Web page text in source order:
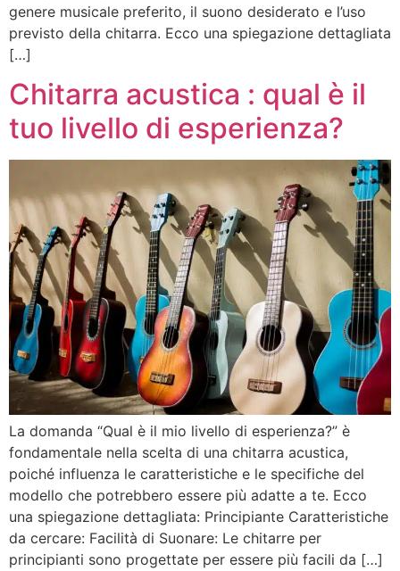
genere musicale preferito, il suono desiderato e l’uso
previsto della chitarra. Ecco una spiegazione dettagliata
[…]
Chitarra acustica : qual è il
tuo livello di esperienza?
La domanda “Qual è il mio livello di esperienza?” è
fondamentale nella scelta di una chitarra acustica,
poiché influenza le caratteristiche e le specifiche del
modello che potrebbero essere più adatte a te. Ecco
una spiegazione dettagliata: Principiante Caratteristiche
da cercare: Facilità di Suonare: Le chitarre per
principianti sono progettate per essere più facili da […]